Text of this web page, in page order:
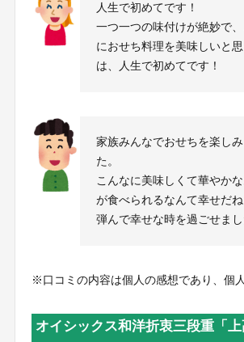
人生で初めてです！
一つ一つの味付けが絶妙で
におせち料理を美味しいと
は、人生で初めてです！
家族みんなでおせちを楽しみ
た。
こんなに美味しくて華やか
が食べられるなんて幸せだ
弾んで幸せな時を過ごせまし
※口コミの内容は個人の感想であり、個
オイシックス和洋折衷三段重「